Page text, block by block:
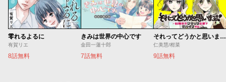
零れるよるに
有賀リエ
8話無料
きみは世界の中心です
金田一蓮十郎
7話無料
それってどうかと思います！～転職女子、ブラック企業でサバイブする。～
仁美慧/柑菜
9話無料